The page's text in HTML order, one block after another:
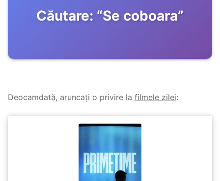
Căutare: “Se coboara”
Deocamdată, aruncați o privire la filmele zilei: